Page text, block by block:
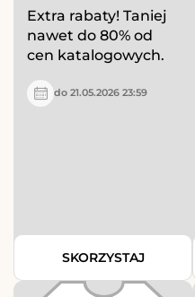
Extra rabaty! Taniej
nawet do 80% od
cen katalogowych.
do 21.05.2026 23:59
SKORZYSTAJ